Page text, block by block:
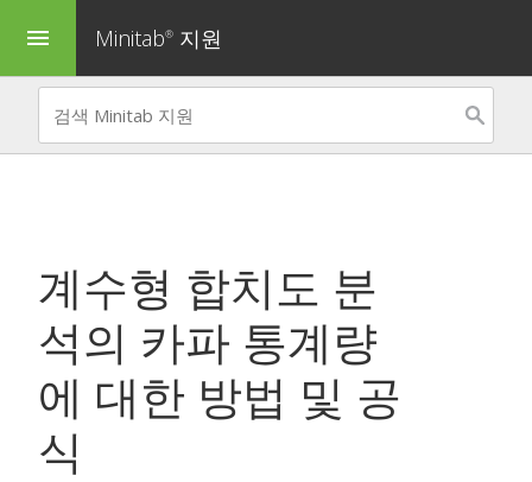
menu Minitab® 지원
계수형 합치도 분
석의 카파 통계량
에 대한 방법 및 공
식